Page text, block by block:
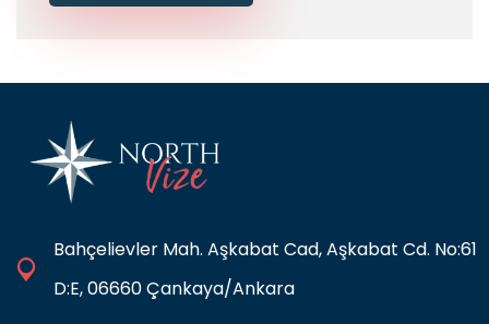
Bahçelievler Mah. Aşkabat Cad, Aşkabat Cd. No:61
D:E, 06660 Çankaya/Ankara